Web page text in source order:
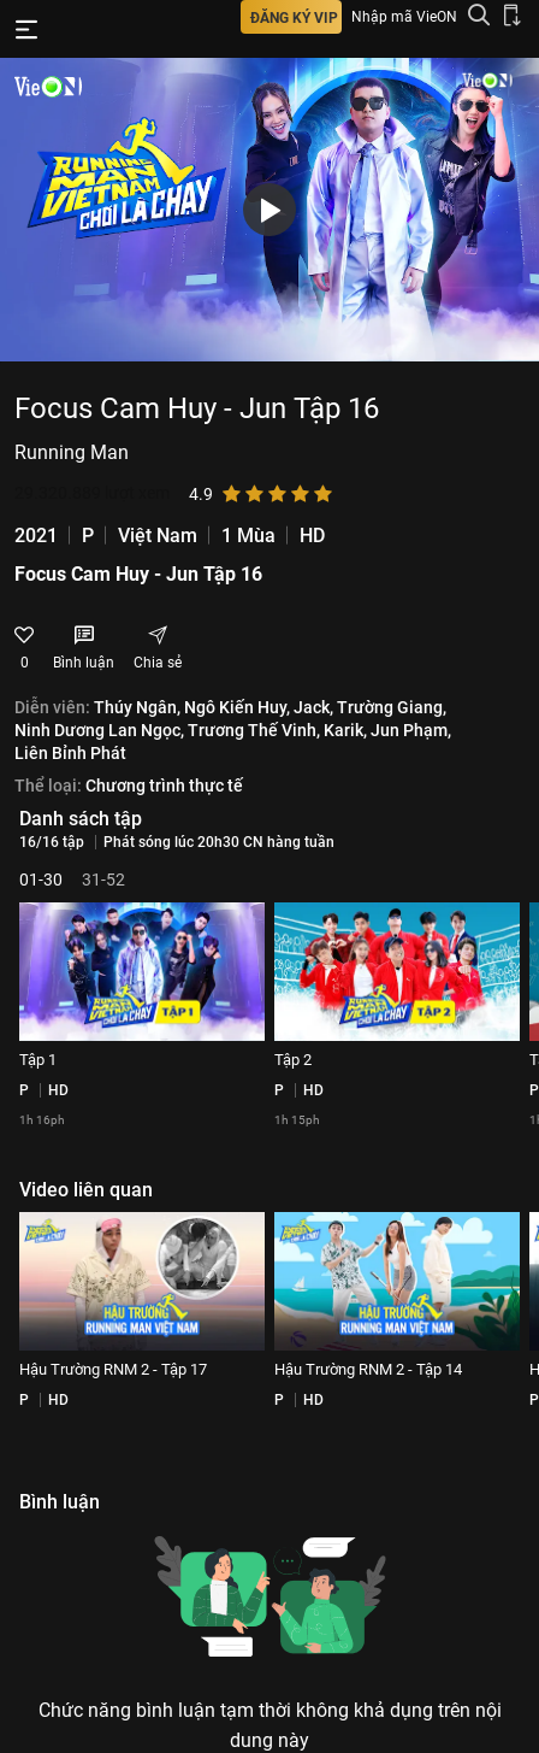
ĐĂNG KÝ VIP Nhập mã VieON
Focus Cam Huy - Jun Tập 16
Running Man
4.9
2021 P Việt Nam 1 Mùa
HD
Focus Cam Huy - Jun Tập 16
0 Bình luận Chia sẻ
Diễn viên: Thúy Ngân, Ngô Kiến Huy,Jack,Trường Giang,
Ninh Dương Lan Ngọc,Trương Thế Vinh, Karik,Jun Phạm,
Liên Bỉnh Phát
Thể loại: Chương trình thực tế
Danh sách tập
16/16 tập Phát sóng lúc 20h30 CN hàng tuần
01-30 31-52
Tập 1
P HD
1h 16ph
Tập 2
P HD
1h 15ph
P
Video liên quan
Hậu Trường RNM 2 - Tập 17
P HD
Hậu Trường RNM 2 - Tập 14
P HD P
Bình luận
Chức năng bình luận tạm thời không khả dụng trên nội
dung này